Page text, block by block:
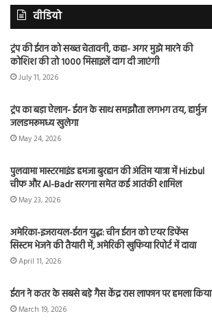
वीडियो
ट्रंप की ईरान को सख्त चेतावनी, कहा- अगर मुझे मारने की
कोशिश की तो 1000 मिसाइलें दाग दी जाएंगी
July 11, 2026
ट्रंप का बड़ा ऐलान- ईरान के साथ समझौता लगभग तय, हार्मुज
जलडमरूमध्य खुलेगा
May 24, 2026
पुलवामा मास्टरमाइंड हमजा बुरहान की अंतिम यात्रा में Hizbul
चीफ और Al-Badr सरगना समेत कई आतंकी शामिल
May 23, 2026
अमेरिका-इजरायल-ईरान युद्ध: चीन ईरान को एयर डिफेंस
सिस्टम भेजने की तैयारी में, अमेरिकी खुफिया रिपोर्ट में दावा
April 11, 2026
ईरान ने कतर के सबसे बड़े गैस केंद्र रास लाफान पर हमला किया
March 19, 2026